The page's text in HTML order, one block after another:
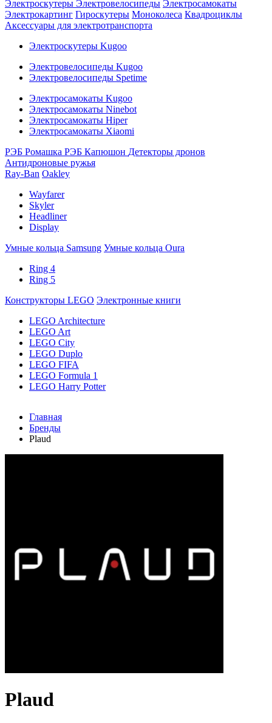
Электроскутеры Электровелосипеды Электросамокаты
Электрокартинг Гироскутеры Моноколеса Квадроциклы
Аксессуары для электротранспорта
Электроскутеры Kugoo
Электровелосипеды Kugoo
Электровелосипеды Spetime
Электросамокаты Kugoo
Электросамокаты Ninebot
Электросамокаты Hiper
Электросамокаты Xiaomi
РЭБ Ромашка РЭБ Капюшон Детекторы дронов
Антидроновые ружья
Ray-Ban Oakley
Wayfarer
Skyler
Headliner
Display
Умные кольца Samsung Умные кольца Oura
Ring 4
Ring 5
Конструкторы LEGO Электронные книги
LEGO Architecture
LEGO Art
LEGO City
LEGO Duplo
LEGO FIFA
LEGO Formula 1
LEGO Harry Potter
Главная
Бренды
Plaud
Plaud